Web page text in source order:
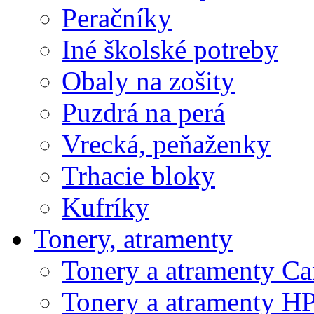
Peračníky
Iné školské potreby
Obaly na zošity
Puzdrá na perá
Vrecká, peňaženky
Trhacie bloky
Kufríky
Tonery, atramenty
Tonery a atramenty
Tonery a atramenty